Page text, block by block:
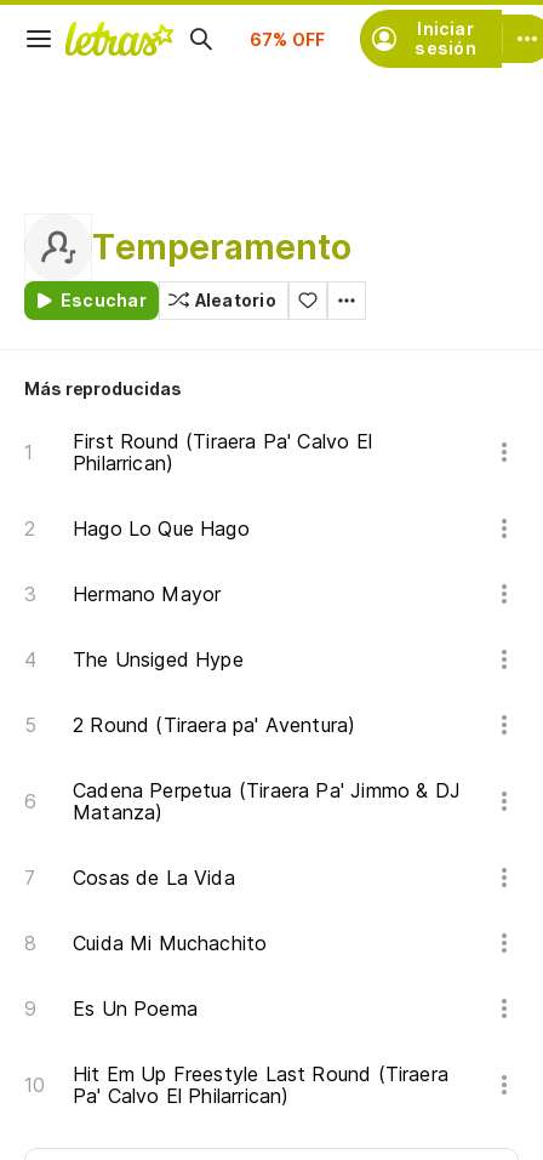
Iniciar
sesión
Suscríbete
Temperamento
Escuchar Aleatorio
Más reproducidas
First Round (Tiraera Pa' Calvo El
Philarrican)
Hago Lo Que Hago
Hermano Mayor
The Unsiged Hype
2 Round (Tiraera pa' Aventura)
Cadena Perpetua (Tiraera Pa' Jimmo & DJ
Matanza)
Cosas de La Vida
Cuida Mi Muchachito
Es Un Poema
Hit Em Up Freestyle Last Round (Tiraera
Pa' Calvo El Philarrican)